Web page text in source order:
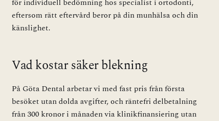
för individuell bedömning hos specialist i ortodonti,
eftersom rätt eftervård beror på din munhälsa och din
känslighet.
Vad kostar säker blekning
På Göta Dental arbetar vi med fast pris från första
besöket utan dolda avgifter, och räntefri delbetalning
från 300 kronor i månaden via klinikfinansiering utan